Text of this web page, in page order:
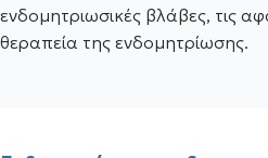
ενδομητριωσικές βλάβες, τις
θεραπεία της ενδομητρίωσης.